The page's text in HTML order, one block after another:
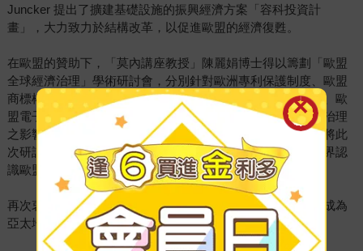
Juncker 提出了擴建基礎設施的振興經濟方案「容科投資計
畫」，大力致力於結構改革，以促進歐盟的經濟復甦。
在歐盟的贊助下，「莫內講座教授」陳麗娟博士得以籌劃「歐盟
全球經濟治理」學術研討會，分別針對歐洲專利保護制度、歐盟
商標權保護、歐元的未來、歐美民用航空器補貼之爭端解決、歐
盟電子商務發展、歐盟群眾募資法制、以及歐盟在全球金融治理
之影響力，鉅細靡遺探討歐盟經濟法制的發展新趨勢。本書將此
次研討會論文集結成冊，有助於國內學術界、產業界、商業界認
識歐盟經濟法制及其在全球經濟治理之影響力。
再次衷心感謝歐盟的贊助，使得淡江大學歐洲聯盟研究中心成為
亞太地區歐盟法研究的重鎮。